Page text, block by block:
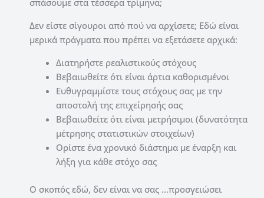
σπάσουμε στα τέσσερα τρίμηνα;
Δεν είστε σίγουροι από πού να αρχίσετε; Εδώ είναι
μερικά πράγματα που πρέπει να εξετάσετε αρχικά:
Διατηρήστε ρεαλιστικούς στόχους
Βεβαιωθείτε ότι είναι άρτια καθορισμένοι
Ευθυγραμμίστε τους στόχους σας με την
αποστολή της επιχείρησής σας
Βεβαιωθείτε ότι είναι μετρήσιμοι (δυνατότητα
μέτρησης στατιστικών στοιχείων)
Ορίστε ένα χρονικό διάστημα με έναρξη και
λήξη για κάθε στόχο σας
Ο σκοπός εδώ, δεν είναι να σας …προσγειώσει